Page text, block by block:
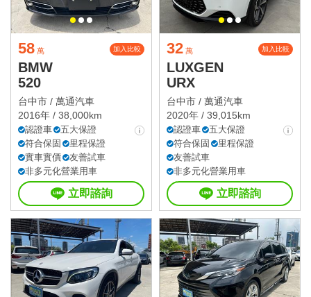
58 萬 加入比較
BMW
520
台中市 / 萬通汽車
2016年 / 38,000km
認證車
五大保證
符合保固
里程保證
實車實價
友善試車
非多元化營業用車
立即諮詢
32 萬 加入比較
LUXGEN
URX
台中市 / 萬通汽車
2020年 / 39,015km
認證車
五大保證
符合保固
里程保證
友善試車
非多元化營業用車
立即諮詢